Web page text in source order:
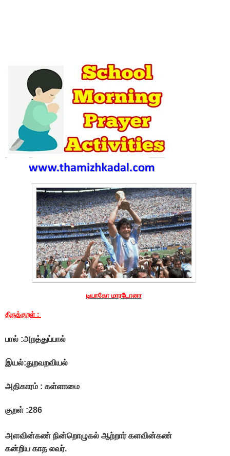
டியாகோ மாரடோனா
திருக்குறள் :
பால் :அறத்துப்பால்
இயல்:துறவறவியல்
அதிகாரம் : கள்ளாமை
குறள் :286
அளவின்கண் நின்றொழுகல் ஆற்றார் களவின்கண்
கன்றிய காத லவர்.